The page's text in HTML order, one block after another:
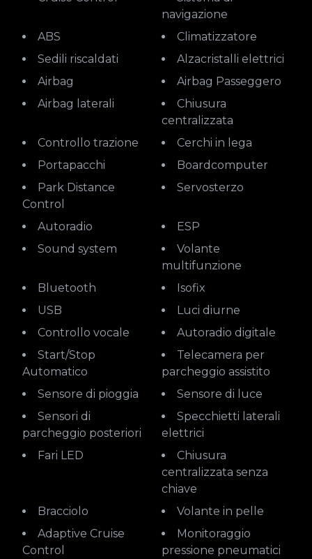
navigazione
ABS
Climatizzatore
Sedili riscaldati
Alzacristalli elettrici
Airbag
Airbag Passeggero
Airbag laterali
Chiusura
centralizzata
Controllo trazione
Cerchi in lega
Portapacchi
Boardcomputer
Park Distance
Control
Servosterzo
Autoradio
ESP
Sound system
Volante
multifunzione
Bluetooth
Isofix
USB
Luci diurne
Controllo vocale
Autoradio digitale
Start/Stop
Automatico
Telecamera per
parcheggio assistito
Sensore di pioggia
Sensore di luce
Sensori di
parcheggio posteriori
Specchietti laterali
elettrici
Fari LED
Chiusura
centralizzata senza
chiave
Bracciolo
Volante in pelle
Adaptive Cruise
Control
Monitoraggio
pressione pneumatici